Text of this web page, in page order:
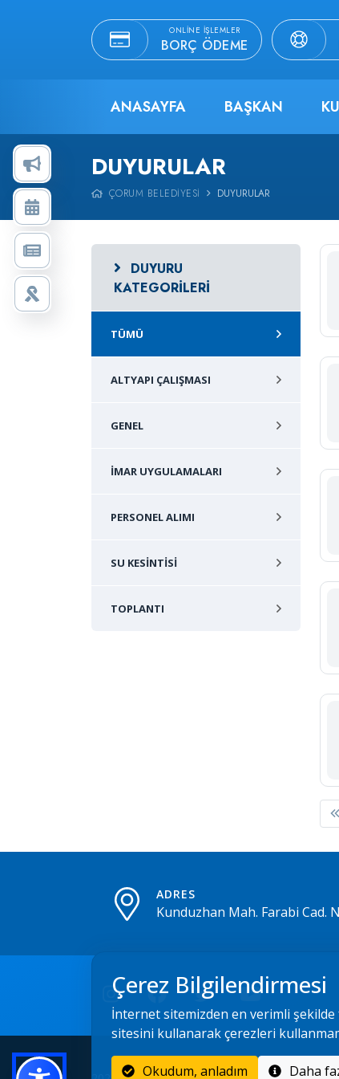
ONLINE İŞLEMLER
BORÇ ÖDEME
ANASAYFA BAŞKAN
DUYURULAR
ÇORUM BELEDIYESI DUYURULAR
DUYURU
KATEGORILERI
TÜMÜ
ALTYAPI ÇALIŞMASI
GENEL
İMAR UYGULAMALARI
PERSONEL ALIMI
SU KESINTISI
TOPLANTI
ADRES
Kunduzhan Mah. Farabi Cad.
Çerez Bilgilendirmesi
İnternet sitemizden en verimli şekilde
sitesini kullanarak çerezleri
Okudum, anladım